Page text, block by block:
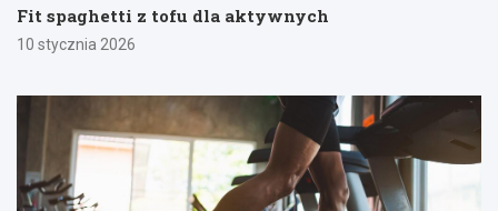
Fit spaghetti z tofu dla aktywnych
10 stycznia 2026